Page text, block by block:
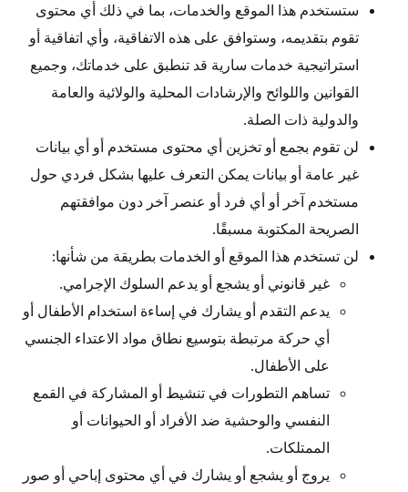
ستستخدم هذا الموقع والخدمات، بما في ذلك أي محتوى
تقوم بتقديمه، وستوافق على هذه الاتفاقية، وأي اتفاقية أو
استراتيجية خدمات سارية قد تنطبق على خدماتك، وجميع
القوانين واللوائح والإرشادات المحلية والولائية والعامة
والدولية ذات الصلة.
لن تقوم بجمع أو تخزين أي محتوى مستخدم أو أي بيانات
غير عامة أو بيانات يمكن التعرف عليها بشكل فردي حول
مستخدم آخر أو أي فرد أو عنصر آخر دون موافقتهم
الصريحة المكتوبة مسبقًا.
لن تستخدم هذا الموقع أو الخدمات بطريقة من شأنها:
غير قانوني أو يشجع أو يدعم السلوك الإجرامي.
يدعم التقدم أو يشارك في إساءة استخدام الأطفال أو
أي حركة مرتبطة بتوسيع نطاق مواد الاعتداء الجنسي
على الأطفال.
تساهم التطورات في تنشيط أو المشاركة في القمع
النفسي والوحشية ضد الأفراد أو الحيوانات أو
الممتلكات.
يروج أو يشجع أو يشارك في أي محتوى إباحي أو صور